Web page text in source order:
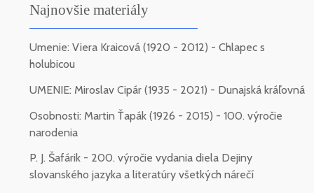
Najnovšie materiály
Umenie: Viera Kraicová (1920 - 2012) - Chlapec s
holubicou
UMENIE: Miroslav Cipár (1935 - 2021) - Dunajská kráľovná
Osobnosti: Martin Ťapák (1926 - 2015) - 100. výročie
narodenia
P. J. Šafárik - 200. výročie vydania diela Dejiny
slovanského jazyka a literatúry všetkých nárečí